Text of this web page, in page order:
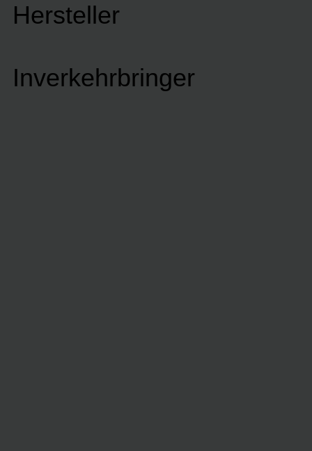
Hersteller
Inverkehrbringer